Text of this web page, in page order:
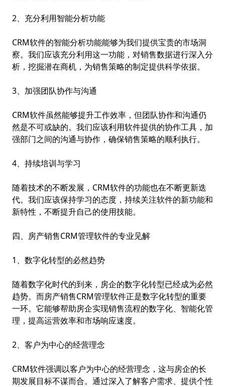
2、充分利用智能分析功能
CRM软件的智能分析功能能够为我们提供宝贵的市场洞
察。我们应该充分利用这一功能，对销售数据进行深入分
析，挖掘潜在商机，为销售策略的制定提供科学依据。
3、加强团队协作与沟通
CRM软件虽然能够提升工作效率，但团队协作和沟通仍
然是不可或缺的。我们应该利用软件提供的协作工具，加
强部门之间的沟通与协作，确保销售策略的顺利执行。
4、持续培训与学习
随着技术的不断发展，CRM软件的功能也在不断更新迭
代。我们应该保持学习的态度，持续关注软件的新功能和
新特性，不断提升自己的使用技能。
四、房产销售CRM管理软件的专业见解
1、数字化转型的必然趋势
随着数字化时代的到来，房企的数字化转型已经成为必然
趋势。而房产销售CRM管理软件正是数字化转型的重要
一环。它能够帮助房企实现销售流程的数字化、智能化管
理，提高运营效率和市场响应速度。
2、客户为中心的经营理念
CRM软件强调以客户为中心的经营理念，这与房企的长
期发展目标不谋而合。通过深入了解客户需求、提供个性